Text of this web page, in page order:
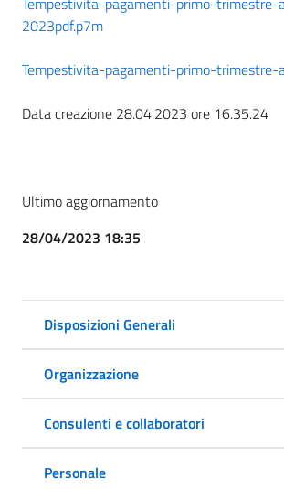
2023pdf.p7m
Tempestivita-pagamenti-primo-
Data creazione 28.04.2023 ore 16.35.24
Ultimo aggiornamento
28/04/2023 18:35
Disposizioni Generali
Organizzazione
Consulenti e collaboratori
Personale